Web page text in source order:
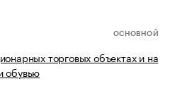
ОСНОВНОЙ
торговых объектах и на
обувью